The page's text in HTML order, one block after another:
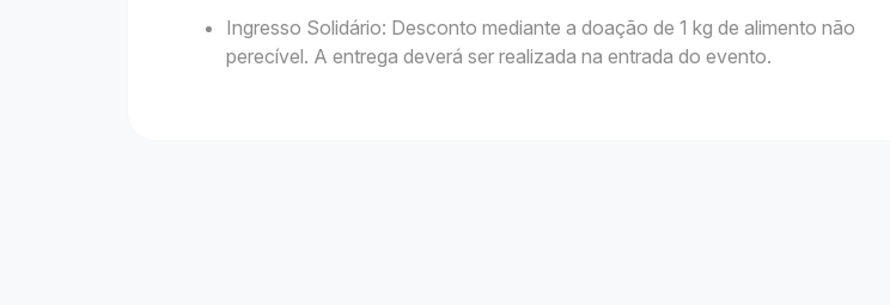
Ingresso Solidário: Desconto mediante a doação de 1 kg de alimento não
perecível. A entrega deverá ser realizada na entrada do evento.